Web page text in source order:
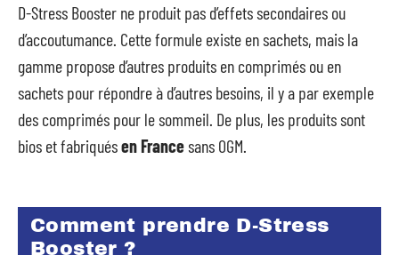
D-Stress Booster ne produit pas d’effets secondaires ou
d’accoutumance. Cette formule existe en sachets, mais la
gamme propose d’autres produits en comprimés ou en
sachets pour répondre à d’autres besoins, il y a par exemple
des comprimés pour le sommeil. De plus, les produits sont
bios et fabriquésen Francesans OGM.
Comment prendre D-Stress
Booster ?